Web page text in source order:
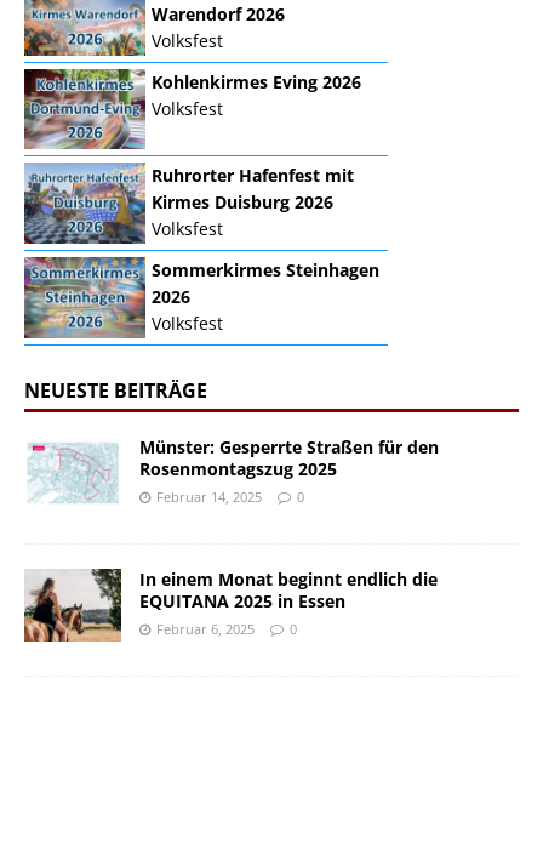
Warendorf 2026
Volksfest
Kohlenkirmes Eving 2026
Volksfest
Ruhrorter Hafenfest mit
Kirmes Duisburg 2026
Volksfest
Sommerkirmes Steinhagen
2026
Volksfest
NEUESTE BEITRÄGE
Münster: Gesperrte Straßen für den
Rosenmontagszug 2025
Februar 14, 2025 0
In einem Monat beginnt endlich die
EQUITANA 2025 in Essen
Februar 6, 2025 0